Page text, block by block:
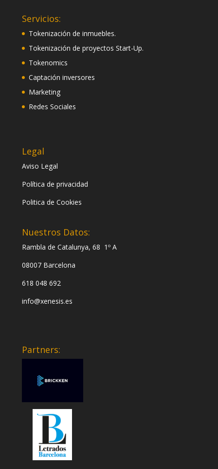
Servicios:
Tokenización de inmuebles.
Tokenización de proyectos Start-Up.
Tokenomics
Captación inversores
Marketing
Redes Sociales
Legal
Aviso Legal
Política de privacidad
Politica de Cookies
Nuestros Datos:
Rambla de Catalunya, 68 1º A
08007 Barcelona
618 048 692
info@xenesis.es
Partners: